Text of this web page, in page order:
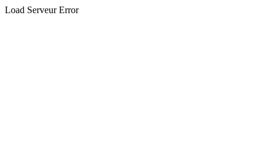
Load Serveur Error